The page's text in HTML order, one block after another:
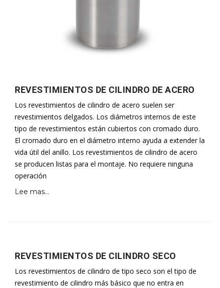
REVESTIMIENTOS DE CILINDRO DE ACERO
Los revestimientos de cilindro de acero suelen ser
revestimientos delgados. Los diámetros internos de este
tipo de revestimientos están cubiertos con cromado duro.
El cromado duro en el diámetro interno ayuda a extender la
vida útil del anillo. Los revestimientos de cilindro de acero
se producen listas para el montaje. No requiere ninguna
operación
Lee mas...
REVESTIMIENTOS DE CILINDRO SECO
Los revestimientos de cilindro de tipo seco son el tipo de
revestimiento de cilindro más básico que no entra en